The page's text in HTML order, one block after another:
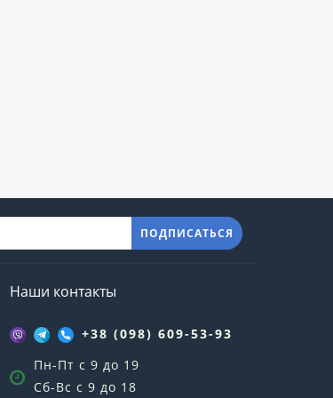
ПОДПИСАТЬСЯ
Наши контакты
+38 (098) 609-53-93
Пн-Пт с 9 до 19
Сб-Вс с 9 до 18